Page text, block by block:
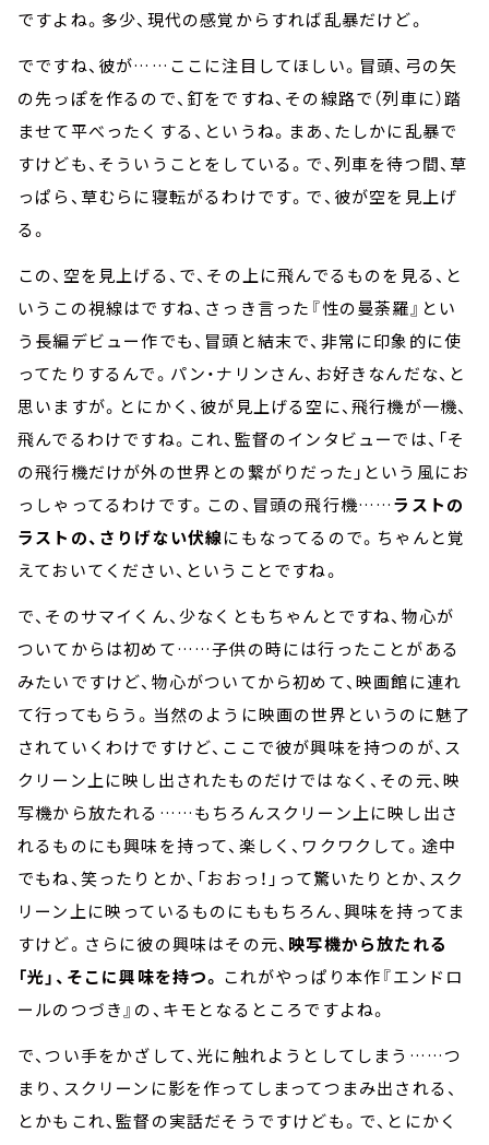
ですよね。多少、現代の感覚からすれば乱暴だけど。
でですね、彼が……ここに注目してほしい。冒頭、弓の矢
の先っぽを作るので、釘をですね、その線路で（列車に）踏
ませて平べったくする、というね。まあ、たしかに乱暴で
すけども、そういうことをしている。で、列車を待つ間、草
っぱら、草むらに寝転がるわけです。で、彼が空を見上げ
る。
この、空を見上げる、で、その上に飛んでるものを見る、と
いうこの視線はですね、さっき言った『性の曼荼羅』とい
う長編デビュー作でも、冒頭と結末で、非常に印象的に使
ってたりするんで。パン・ナリンさん、お好きなんだな、と
思いますが。とにかく、彼が見上げる空に、飛行機が一機、
飛んでるわけですね。これ、監督のインタビューでは、「そ
の飛行機だけが外の世界との繋がりだった」という風にお
っしゃってるわけです。この、冒頭の飛行機……ラストの
ラストの、さりげない伏線にもなってるので。ちゃんと覚
えておいてください、ということですね。
で、そのサマイくん、少なくともちゃんとですね、物心が
ついてからは初めて……子供の時には行ったことがある
みたいですけど、物心がついてから初めて、映画館に連れ
て行ってもらう。当然のように映画の世界というのに魅了
されていくわけですけど、ここで彼が興味を持つのが、ス
クリーン上に映し出されたものだけではなく、その元、映
写機から放たれる……もちろんスクリーン上に映し出さ
れるものにも興味を持って、楽しく、ワクワクして。途中
でもね、笑ったりとか、「おおっ！」って驚いたりとか、スク
リーン上に映っているものにももちろん、興味を持ってま
すけど。さらに彼の興味はその元、 映写機から放たれる
「光」、そこに興味を持つ。 これがやっぱり本作『エンドロ
ールのつづき』の、キモとなるところですよね。
で、つい手をかざして、光に触れようとしてしまう……つ
まり、スクリーンに影を作ってしまってつまみ出される、
とかもこれ、監督の実話だそうですけども。で、とにかく